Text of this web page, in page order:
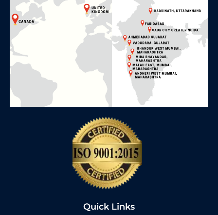
Quick Links